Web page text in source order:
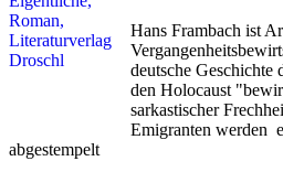
Hans Frambach ist
deutsche Geschichte
den Holocaust
sarkastischer
Emigranten werden
abgestempelt